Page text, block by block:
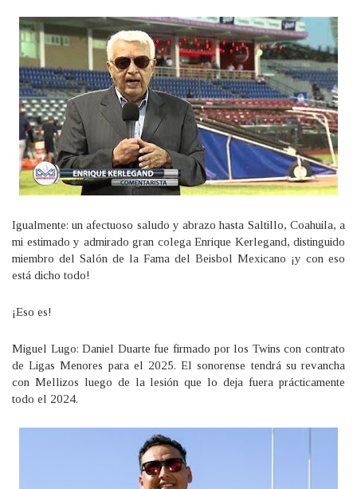
Igualmente: un afectuoso saludo y abrazo hasta Saltillo, Coahuila, a
mi estimado y admirado gran colega Enrique Kerlegand, distinguido
miembro del Salón de la Fama del Beisbol Mexicano ¡y con eso
está dicho todo!
¡Eso es!
Miguel Lugo: Daniel Duarte fue firmado por los Twins con contrato
de Ligas Menores para el 2025. El sonorense tendrá su revancha
con Mellizos luego de la lesión que lo deja fuera prácticamente
todo el 2024.